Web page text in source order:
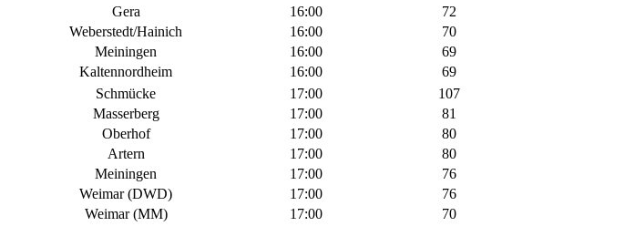
Gera
16:00
72
Weberstedt/Hainich
16:00
70
Meiningen
16:00
69
Kaltennordheim
16:00
69
Schmücke
17:00
107
Masserberg
17:00
81
Oberhof
17:00
80
Artern
17:00
80
Meiningen
17:00
76
Weimar (DWD)
17:00
76
Weimar (MM)
17:00 70